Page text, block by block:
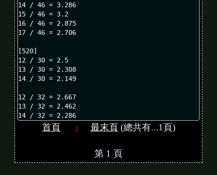
14 / 46 = 3.286
15 / 46 = 3.2
16 / 46 = 2.875
17 / 46 = 2.706
[520]
12 / 30 = 2.5
13 / 30 = 2.308
14 / 30 = 2.149
12 / 32 = 2.667
13 / 32 = 2.462
14 / 32 = 2.286
首頁 1 最末頁(總共有...1頁)
第 1 頁